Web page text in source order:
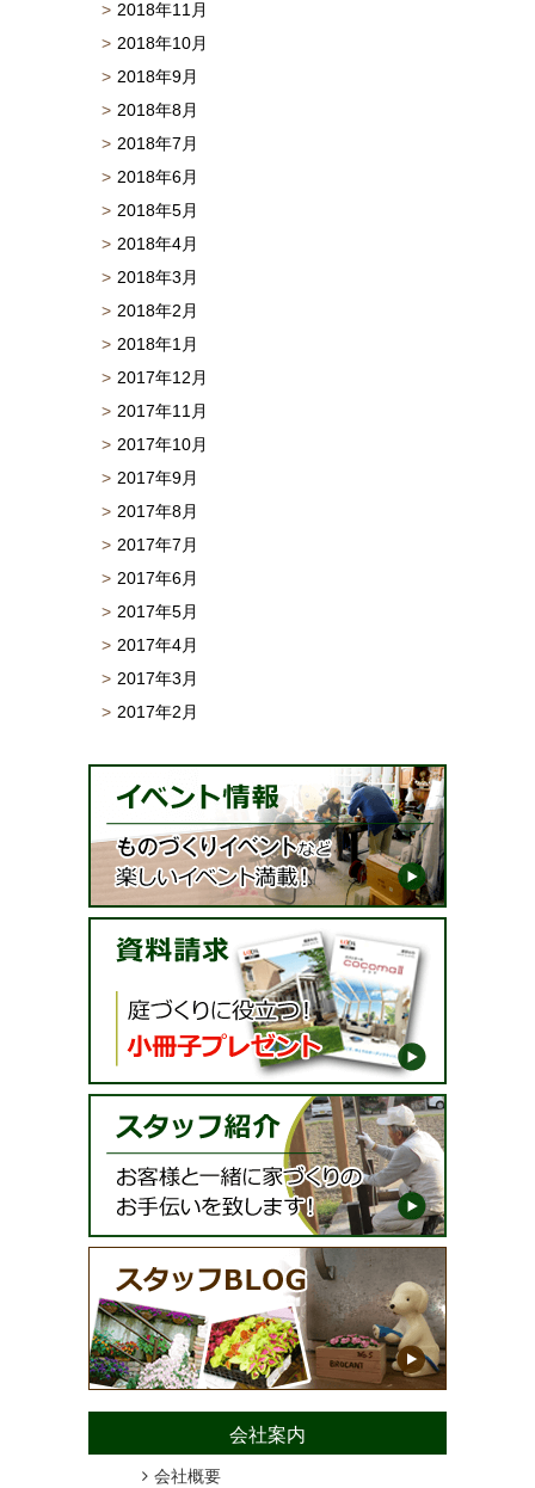
2018年11月
2018年10月
2018年9月
2018年8月
2018年7月
2018年6月
2018年5月
2018年4月
2018年3月
2018年2月
2018年1月
2017年12月
2017年11月
2017年10月
2017年9月
2017年8月
2017年7月
2017年6月
2017年5月
2017年4月
2017年3月
2017年2月
会社案内
会社概要